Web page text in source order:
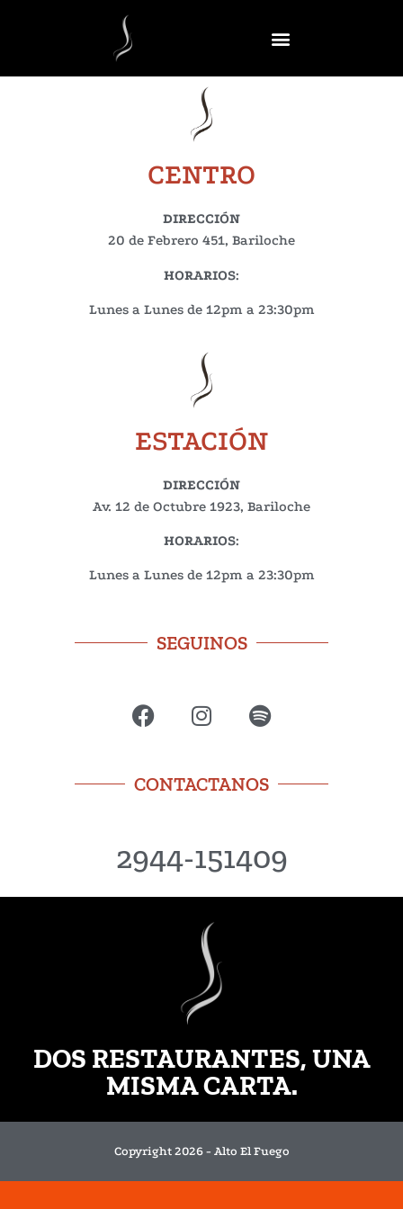
CENTRO
DIRECCIÓN
20 de Febrero 451, Bariloche
HORARIOS:
Lunes a Lunes de 12pm a 23:30pm
ESTACIÓN
DIRECCIÓN
Av. 12 de Octubre 1923, Bariloche
HORARIOS:
Lunes a Lunes de 12pm a 23:30pm
SEGUINOS
CONTACTANOS
2944-151409
DOS RESTAURANTES, UNA
MISMA CARTA.
Copyright 2026 - Alto El Fuego